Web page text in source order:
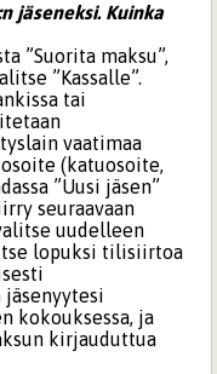
jäseneksi. Kuinka
”Suorita maksu”,
”Kassalle”.
tai
vaatimaa
(katuosoite,
”Uusi jäsen”
seuraavaan
uudelleen
lopuksi tilisiirtoa
jäsenyytesi
kokouksessa, ja
kirjauduttua